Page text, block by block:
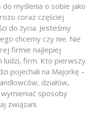
myślenia o sobie jako
coraz częściej
do życia. Jesteśmy
chcemy czy nie. Nie
firmie najlepiej
ludzi, firm. Kto pierwszy
pojechali na Majorkę –
działów,
sposoby
związani.